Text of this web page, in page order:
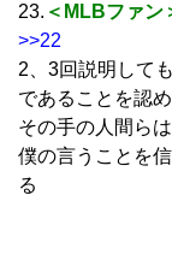
23. ＜MLBファン
>>22
2、3回説明して
であることを認
その手の人間ら
僕の言うことを
る